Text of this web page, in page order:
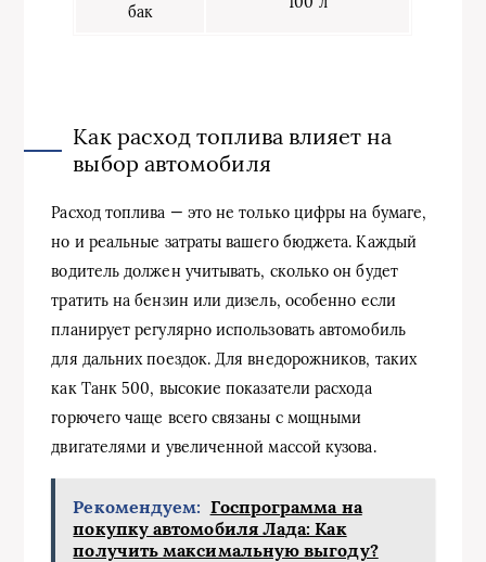
бак
Как расход топлива влияет на
выбор автомобиля
Расход топлива — это не только цифры на бумаге,
но и реальные затраты вашего бюджета. Каждый
водитель должен учитывать, сколько он будет
тратить на бензин или дизель, особенно если
планирует регулярно использовать автомобиль
для дальних поездок. Для внедорожников, таких
как Танк 500, высокие показатели расхода
горючего чаще всего связаны с мощными
двигателями и увеличенной массой кузова.
Рекомендуем: Госпрограмма на
покупку автомобиля Лада: Как
получить максимальную выгоду?